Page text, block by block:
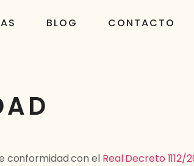
BLOG CONTACTO
conformidad con elReal Decreto 1112/